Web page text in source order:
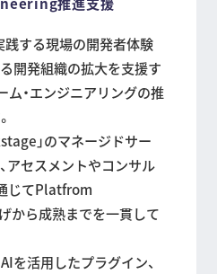
践する現場の開発者体験
開発組織の拡大を支援す
ム・エンジニアリングの推
」のマネージドサー
アセスメントやコンサル
じてPlatfrom
から成熟までを一貫して
AIを活用したプラグイン、